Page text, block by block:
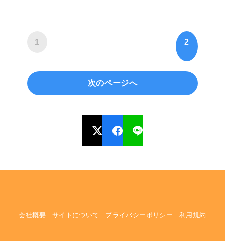
1 2
次のページへ
会社概要 サイトについて プライバシーポリシー 利用規約